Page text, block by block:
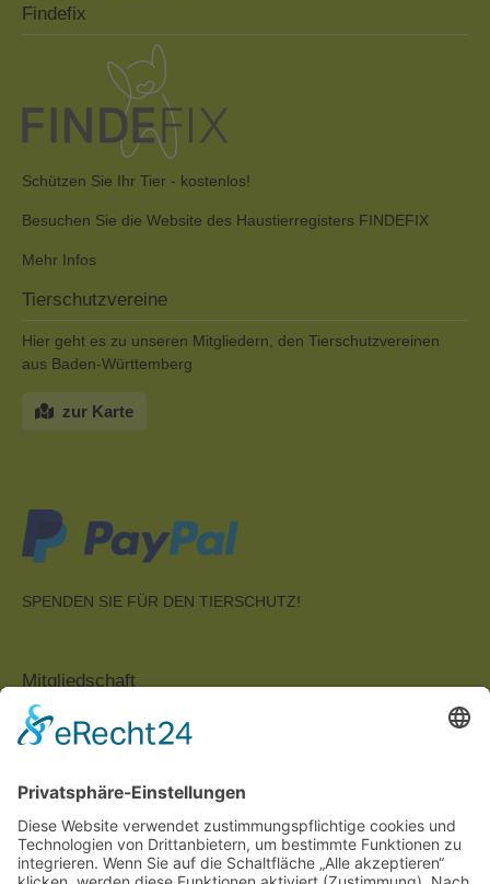
Findefix
Schützen Sie Ihr Tier - kostenlos!
Besuchen Sie die Website des Haustierregisters FINDEFIX
Mehr Infos
Tierschutzvereine
Hier geht es zu unseren Mitgliedern, den Tierschutzvereinen
aus Baden-Württemberg
zur Karte
SPENDEN SIE FÜR DEN TIERSCHUTZ!
Mitgliedschaft